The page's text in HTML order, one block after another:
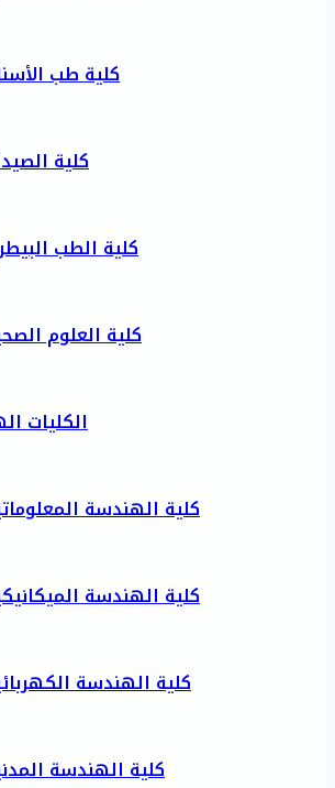
كلية طب
كلية
كلية الطب
كلية العلوم
الكليات
كلية الهندسة
كلية الهندسة
كلية الهندسة
كلية الهندسة